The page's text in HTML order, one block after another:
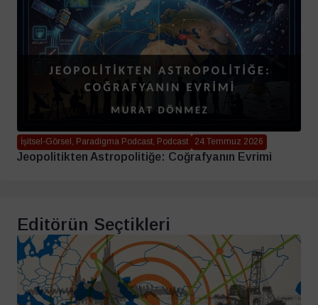
İşitsel-Görsel, Paradigma Podcast, Podcast 24 Temmuz 2026
Jeopolitikten Astropolitiğe: Coğrafyanın Evrimi
Editörün Seçtikleri